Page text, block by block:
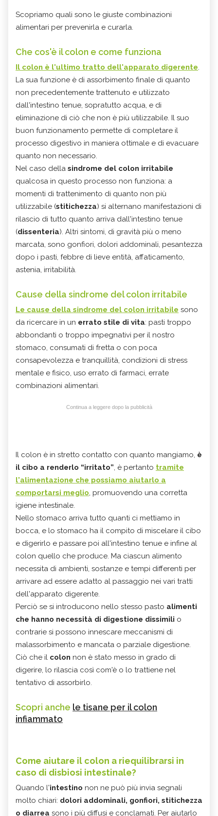
Scopriamo quali sono le giuste combinazioni
alimentari per prevenirla e curarla.
Che cos'è il colon e come funziona
Il colon è l'ultimo tratto dell'apparato digerente.
La sua funzione è di assorbimento finale di quanto
non precedentemente trattenuto e utilizzato
dall'intestino tenue, sopratutto acqua, e di
eliminazione di ciò che non è più utilizzabile. Il suo
buon funzionamento permette di completare il
processo digestivo in maniera ottimale e di evacuare
quanto non necessario.
Nel caso della sindrome del colon irritabile
qualcosa in questo processo non funziona: a
momenti di trattenimento di quanto non più
utilizzabile (stitichezza) si alternano manifestazioni di
rilascio di tutto quanto arriva dall'intestino tenue
(dissenteria). Altri sintomi, di gravità più o meno
marcata, sono gonfiori, dolori addominali, pesantezza
dopo i pasti, febbre di lieve entità, affaticamento,
astenia, irritabilità.
Cause della sindrome del colon irritabile
Le cause della sindrome del colon irritabile sono
da ricercare in un errato stile di vita: pasti troppo
abbondanti o troppo impegnativi per il nostro
stomaco, consumati di fretta o con poca
consapevolezza e tranquillità, condizioni di stress
mentale e fisico, uso errato di farmaci, errate
combinazioni alimentari.
Continua a leggere dopo la pubblicità
Il colon è in stretto contatto con quanto mangiamo, è
il cibo a renderlo “irritato”, è pertanto tramite
l'alimentazione che possiamo aiutarlo a
comportarsi meglio, promuovendo una corretta
igiene intestinale.
Nello stomaco arriva tutto quanti ci mettiamo in
bocca, e lo stomaco ha il compito di miscelare il cibo
e digerirlo e passare poi all'intestino tenue e infine al
colon quello che produce. Ma ciascun alimento
necessita di ambienti, sostanze e tempi differenti per
arrivare ad essere adatto al passaggio nei vari tratti
dell'apparato digerente.
Perciò se si introducono nello stesso pasto alimenti
che hanno necessità di digestione dissimili o
contrarie si possono innescare meccanismi di
malassorbimento e mancata o parziale digestione.
Ciò che il colon non è stato messo in grado di
digerire, lo rilascia così com'è o lo trattiene nel
tentativo di assorbirlo.
Scopri anche le tisane per il colon
infiammato
Come aiutare il colon a riequilibrarsi in
caso di disbiosi intestinale?
Quando l'intestino non ne può più invia segnali
molto chiari: dolori addominali, gonfiori, stitichezza
o diarrea sono i più diffusi e conclamati. Per aiutarlo